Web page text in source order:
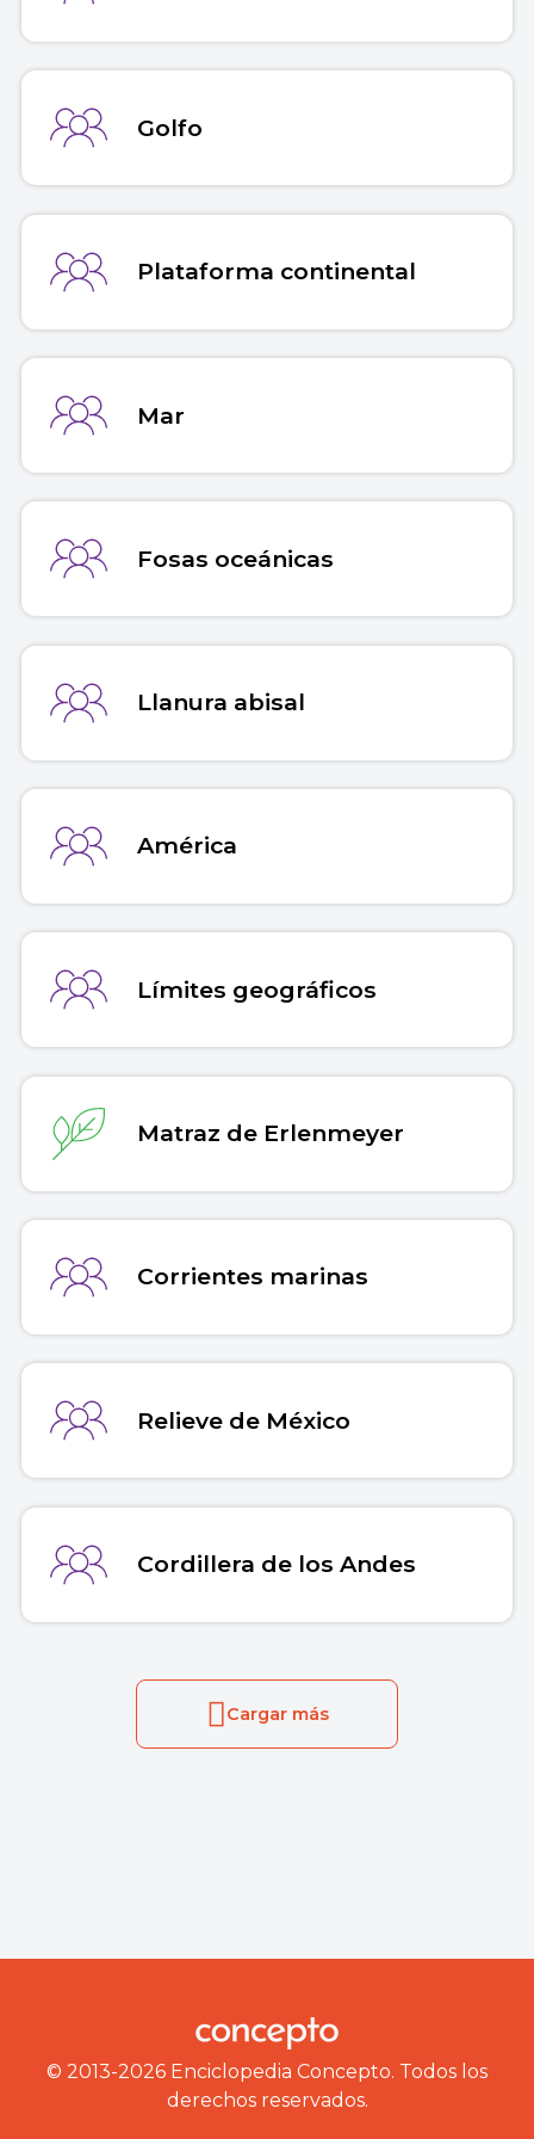
Golfo
Plataforma continental
Mar
Fosas oceánicas
Llanura abisal
América
Límites geográficos
Matraz de Erlenmeyer
Corrientes marinas
Relieve de México
Cordillera de los Andes
Cargar más
© 2013-2026 Enciclopedia Concepto. Todos los
derechos reservados.